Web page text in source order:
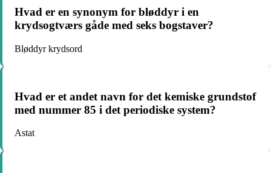
Hvad er en synonym for bløddyr i en
krydsogtværs gåde med seks bogstaver?
Bløddyr krydsord
Hvad er et andet navn for det kemiske grundstof
med nummer 85 i det periodiske system?
Astat